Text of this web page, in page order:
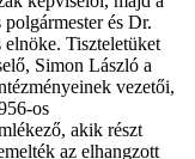
és Dr.
Tiszteletüket
Simon László a
vezetői,
os
akik részt
az elhangzott